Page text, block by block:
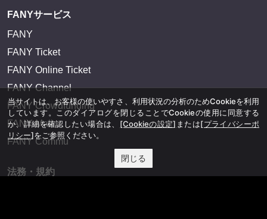
FANYサービス
FANY
FANY Ticket
FANY Online Ticket
FANY Channel
FANY Crowdfunding
FANY Mall
FANY Commu
法務・規約
当サイトは、お客様の使いやすさ、利用状況の分析のためCookieを利用
しています。このダイアログを閉じることでCookieの使用に同意する
か、詳細を確認したい場合は、 [Cookieの設定] または[プライバシーポ
リシー]をご参照ください。
閉じる